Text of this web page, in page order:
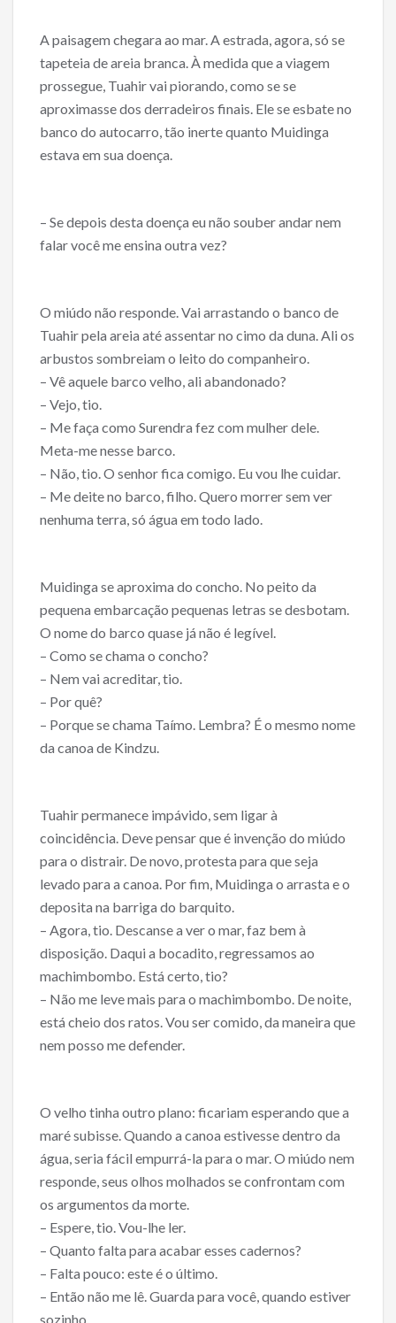
A paisagem chegara ao mar. A estrada, agora, só se
tapeteia de areia branca. À medida que a viagem
prossegue, Tuahir vai piorando, como se se
aproximasse dos derradeiros finais. Ele se esbate no
banco do autocarro, tão inerte quanto Muidinga
estava em sua doença.
– Se depois desta doença eu não souber andar nem
falar você me ensina outra vez?
O miúdo não responde. Vai arrastando o banco de
Tuahir pela areia até assentar no cimo da duna. Ali os
arbustos sombreiam o leito do companheiro.
– Vê aquele barco velho, ali abandonado?
– Vejo, tio.
– Me faça como Surendra fez com mulher dele.
Meta-me nesse barco.
– Não, tio. O senhor fica comigo. Eu vou lhe cuidar.
– Me deite no barco, filho. Quero morrer sem ver
nenhuma terra, só água em todo lado.
Muidinga se aproxima do concho. No peito da
pequena embarcação pequenas letras se desbotam.
O nome do barco quase já não é legível.
– Como se chama o concho?
– Nem vai acreditar, tio.
– Por quê?
– Porque se chama Taímo. Lembra? É o mesmo nome
da canoa de Kindzu.
Tuahir permanece impávido, sem ligar à
coincidência. Deve pensar que é invenção do miúdo
para o distrair. De novo, protesta para que seja
levado para a canoa. Por fim, Muidinga o arrasta e o
deposita na barriga do barquito.
– Agora, tio. Descanse a ver o mar, faz bem à
disposição. Daqui a bocadito, regressamos ao
machimbombo. Está certo, tio?
– Não me leve mais para o machimbombo. De noite,
está cheio dos ratos. Vou ser comido, da maneira que
nem posso me defender.
O velho tinha outro plano: ficariam esperando que a
maré subisse. Quando a canoa estivesse dentro da
água, seria fácil empurrá-la para o mar. O miúdo nem
responde, seus olhos molhados se confrontam com
os argumentos da morte.
– Espere, tio. Vou-lhe ler.
– Quanto falta para acabar esses cadernos?
– Falta pouco: este é o último.
– Então não me lê. Guarda para você, quando estiver
sozinho.